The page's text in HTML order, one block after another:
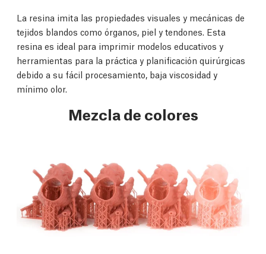
La resina imita las propiedades visuales y mecánicas de
tejidos blandos como órganos, piel y tendones. Esta
resina es ideal para imprimir modelos educativos y
herramientas para la práctica y planificación quirúrgicas
debido a su fácil procesamiento, baja viscosidad y
mínimo olor.
Mezcla de colores